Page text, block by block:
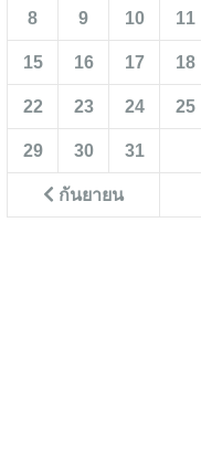
กันยายน
8 9 10 11
15 16 17 18
22 23 24 25
29 30 31